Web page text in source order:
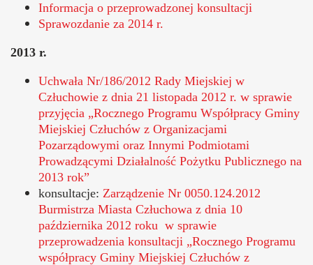
Informacja o przeprowadzonej konsultacji
Sprawozdanie za 2014 r.
2013 r.
Uchwała Nr/186/2012 Rady Miejskiej w
Człuchowie z dnia 21 listopada 2012 r. w sprawie
przyjęcia „Rocznego Programu Współpracy Gminy
Miejskiej Człuchów z Organizacjami
Pozarządowymi oraz Innymi Podmiotami
Prowadzącymi Działalność Pożytku Publicznego na
2013 rok”
konsultacje: Otworzy
się
w
nowym
oknie
Zarządzenie Nr 0050.124.2012
Burmistrza Miasta Człuchowa z dnia 10
października 2012 roku w sprawie
przeprowadzenia konsultacji „Rocznego Programu
współpracy Gminy Miejskiej Człuchów z